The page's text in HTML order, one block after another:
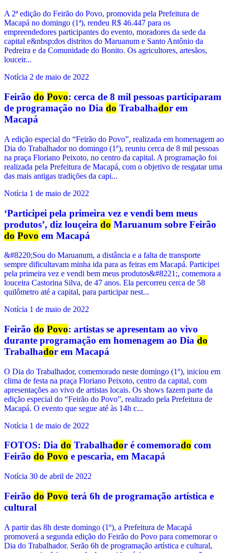
A 2ª edição do Feirão do Povo, promovida pela Prefeitura de
Macapá no domingo (1ª), rendeu R$ 46.447 para os
empreendedores participantes do evento, moradores da sede da
capital e&nbsp;dos distritos do Maruanum e Santo Antônio da
Pedreira e da Comunidade do Bonito. Os agricultores, artesãos,
louceir...
Notícia 2 de maio de 2022
Feirão do Povo: cerca de 8 mil pessoas participaram
de programação no Dia do Trabalhador em
Macapá
A edição especial do “Feirão do Povo”, realizada em homenagem ao
Dia do Trabalhador no domingo (1º), reuniu cerca de 8 mil pessoas
na praça Floriano Peixoto, no centro da capital. A programação foi
realizada pela Prefeitura de Macapá, com o objetivo de resgatar uma
das mais antigas tradições da capi...
Notícia 1 de maio de 2022
‘Participei pela primeira vez e vendi bem meus
produtos’, diz louçeira do Maruanum sobre Feirão
do Povo em Macapá
&#8220;Sou do Maruanum, a distância e a falta de transporte
sempre dificultavam minha ida para as feiras em Macapá. Participei
pela primeira vez e vendi bem meus produtos&#8221;, comemora a
louceira Castorina Silva, de 47 anos. Ela percorreu cerca de 58
quilômetro até a capital, para participar nest...
Notícia 1 de maio de 2022
Feirão do Povo: artistas se apresentam ao vivo
durante programação em homenagem ao Dia do
Trabalhador em Macapá
O Dia do Trabalhador, comemorado neste domingo (1º), iniciou em
clima de festa na praça Floriano Peixoto, centro da capital, com
apresentações ao vivo de artistas locais. Os shows fazem parte da
edição especial do “Feirão do Povo”, realizado pela Prefeitura de
Macapá. O evento que segue até às 14h c...
Notícia 1 de maio de 2022
FOTOS: Dia do Trabalhador é comemorado com
Feirão do Povo e pescaria, em Macapá
Notícia 30 de abril de 2022
Feirão do Povo terá 6h de programação artística e
cultural
A partir das 8h deste domingo (1º), a Prefeitura de Macapá
promoverá a segunda edição do Feirão do Povo para comemorar o
Dia do Trabalhador. Serão 6h de programação artística e cultural,